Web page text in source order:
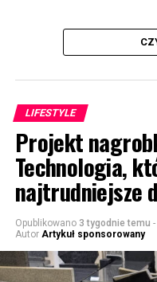
LIFESTYLE
Projekt
Technologia,
najtrudniejsze
Opublikowano 3 tygodnie temu -
Autor Artykuł sponsorowany